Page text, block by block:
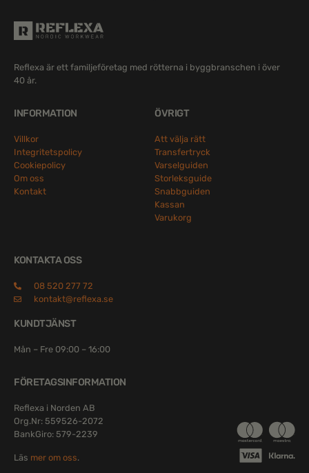
Reflexa är ett familjeföretag med rötterna i byggbranschen i över
40 år.
INFORMATION
Villkor
Integritetspolicy
Cookiepolicy
Om oss
Kontakt
ÖVRIGT
Att välja rätt
Transfertryck
Varselguiden
Storleksguide
Snabbguiden
Kassan
Varukorg
KONTAKTA OSS
08 520 277 72
kontakt@reflexa.se
KUNDTJÄNST
Mån – Fre 09:00 – 16:00
FÖRETAGSINFORMATION
Reflexa i Norden AB
Org.Nr: 559526-2072
BankGiro: 579-2239
Läs mer om oss.